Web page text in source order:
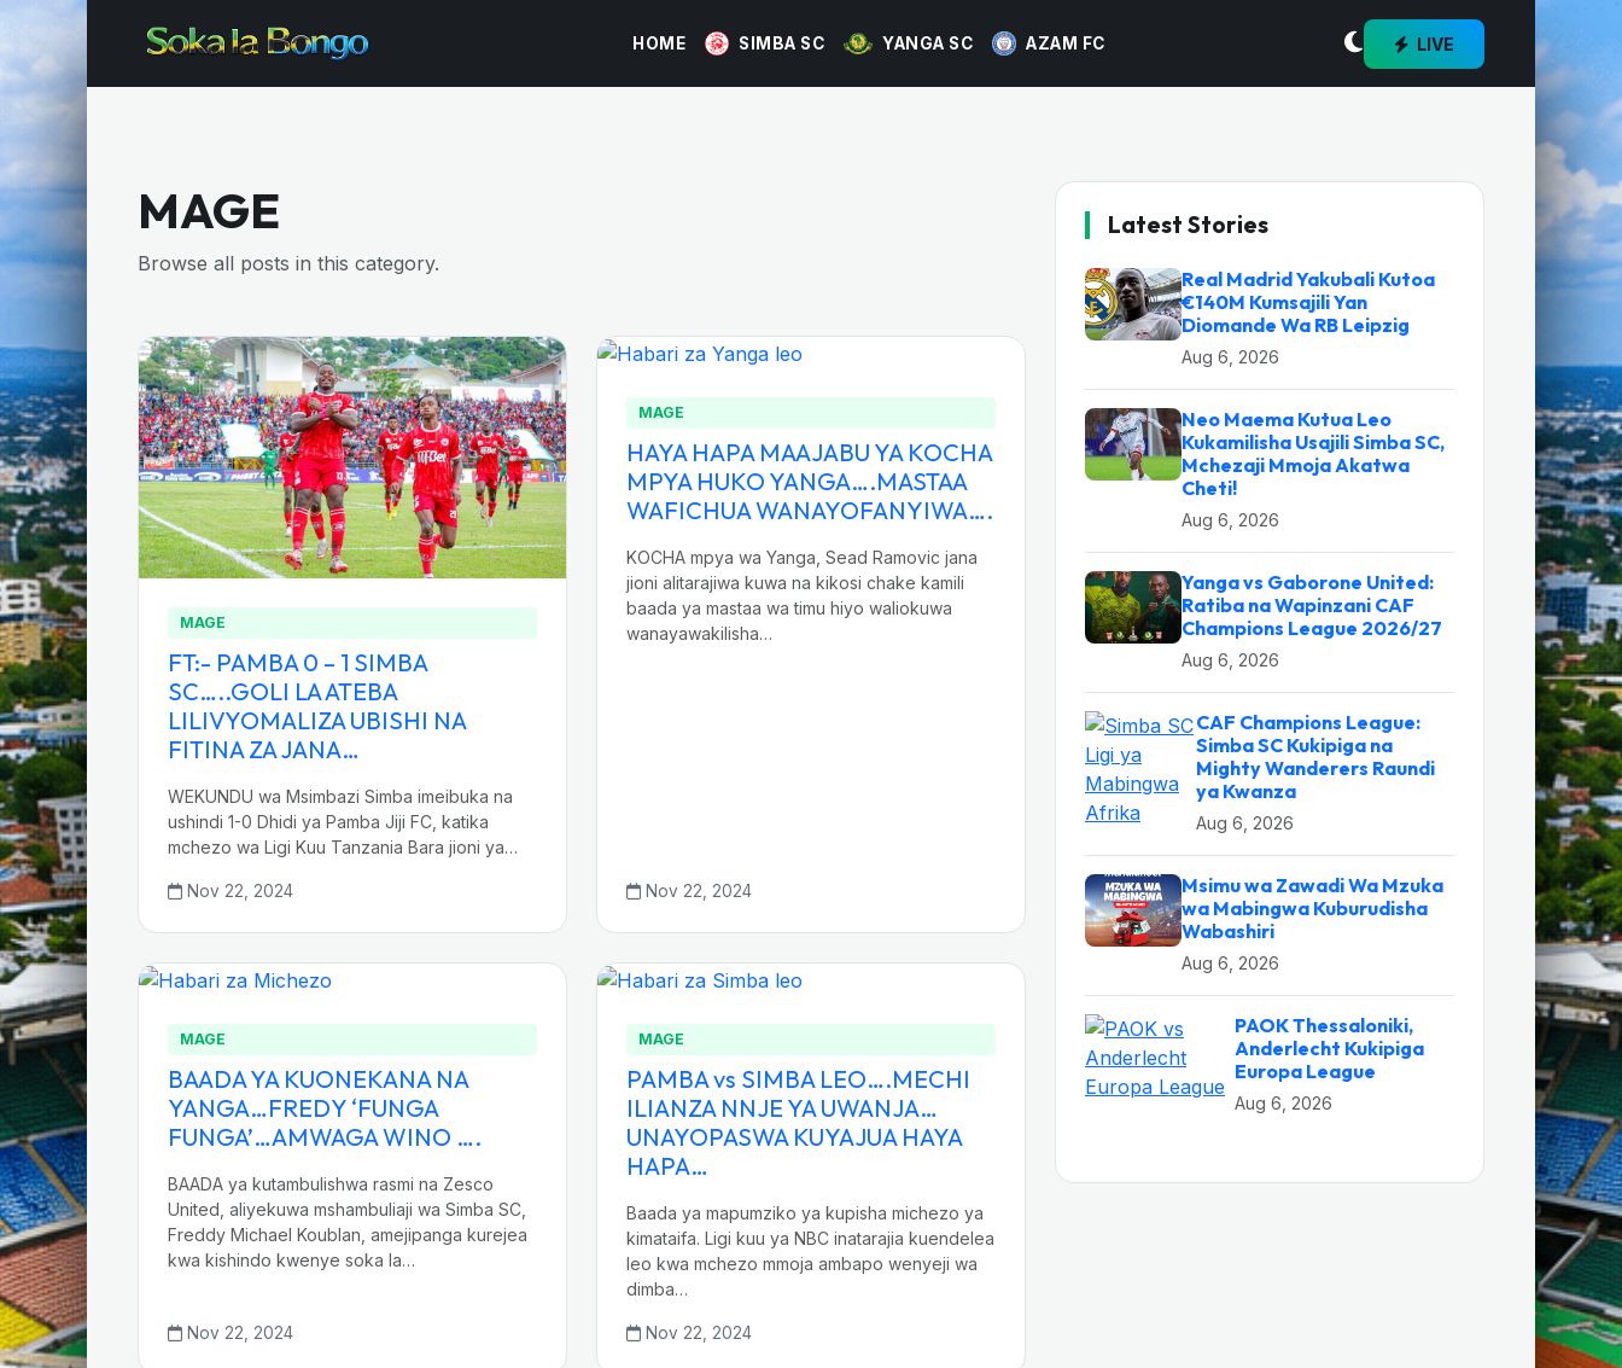
HOME SIMBA SC YANGA SC AZAM FC LIVE
MAGE
Browse all posts in this category.
MAGE
FT:- PAMBA 0 – 1 SIMBA
SC…..GOLI LA ATEBA
LILIVYOMALIZA UBISHI NA
FITINA ZA JANA…
WEKUNDU wa Msimbazi Simba imeibuka na
ushindi 1-0 Dhidi ya Pamba Jiji FC, katika
mchezo wa Ligi Kuu Tanzania Bara jioni ya…
Nov 22, 2024
MAGE
HAYA HAPA MAAJABU YA KOCHA
MPYA HUKO YANGA….MASTAA
WAFICHUA WANAYOFANYIWA….
KOCHA mpya wa Yanga, Sead Ramovic jana
jioni alitarajiwa kuwa na kikosi chake kamili
baada ya mastaa wa timu hiyo waliokuwa
wanayawakilisha…
Nov 22, 2024
MAGE
BAADA YA KUONEKANA NA
YANGA…FREDY ‘FUNGA
FUNGA’…AMWAGA WINO ….
BAADA ya kutambulishwa rasmi na Zesco
United, aliyekuwa mshambuliaji wa Simba SC,
Freddy Michael Koublan, amejipanga kurejea
kwa kishindo kwenye soka la…
Nov 22, 2024
MAGE
PAMBA vs SIMBA LEO….MECHI
ILIANZA NNJE YA UWANJA…
UNAYOPASWA KUYAJUA HAYA
HAPA…
Baada ya mapumziko ya kupisha michezo ya
kimataifa. Ligi kuu ya NBC inatarajia kuendelea
leo kwa mchezo mmoja ambapo wenyeji wa
dimba…
Nov 22, 2024
Latest Stories
Real Madrid Yakubali Kutoa
€140M Kumsajili Yan
Diomande Wa RB Leipzig
Aug 6, 2026
Neo Maema Kutua Leo
Kukamilisha Usajili Simba SC,
Mchezaji Mmoja Akatwa
Cheti!
Aug 6, 2026
Yanga vs Gaborone United:
Ratiba na Wapinzani CAF
Champions League 2026/27
Aug 6, 2026
CAF Champions League:
Simba SC Kukipiga na
Mighty Wanderers Raundi
ya Kwanza
Aug 6, 2026
Msimu wa Zawadi Wa Mzuka
wa Mabingwa Kuburudisha
Wabashiri
Aug 6, 2026
PAOK Thessaloniki,
Anderlecht Kukipiga
Europa League
Aug 6, 2026